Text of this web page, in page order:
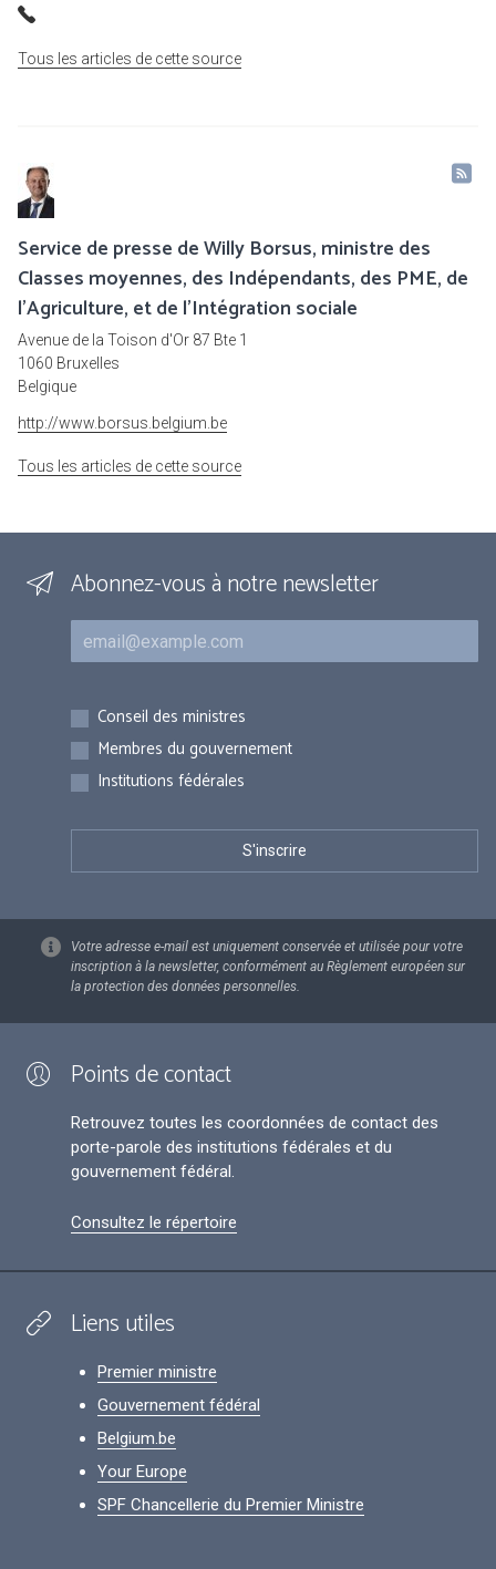
Tous les articles de cette source
Service de presse de Willy Borsus, ministre des
Classes moyennes, des Indépendants, des PME, de
l'Agriculture, et de l'Intégration sociale
Avenue de la Toison d'Or 87 Bte 1
1060 Bruxelles
Belgique
http://www.borsus.belgium.be
Tous les articles de cette source
Abonnez-vous à notre newsletter
Courriel
Inscriptions
Conseil des ministres
Membres du gouvernement
Institutions fédérales
Votre adresse e-mail est uniquement conservée et utilisée pour votre
inscription à la newsletter, conformément au Règlement européen sur
la protection des données personnelles.
Points de contact
Retrouvez toutes les coordonnées de contact des
porte-parole des institutions fédérales et du
gouvernement fédéral.
Consultez le répertoire
Liens utiles
Premier ministre
Gouvernement fédéral
Belgium.be
Your Europe
SPF Chancellerie du Premier Ministre